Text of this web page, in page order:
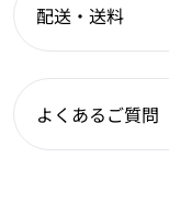
配送・送料
よくあるご質問